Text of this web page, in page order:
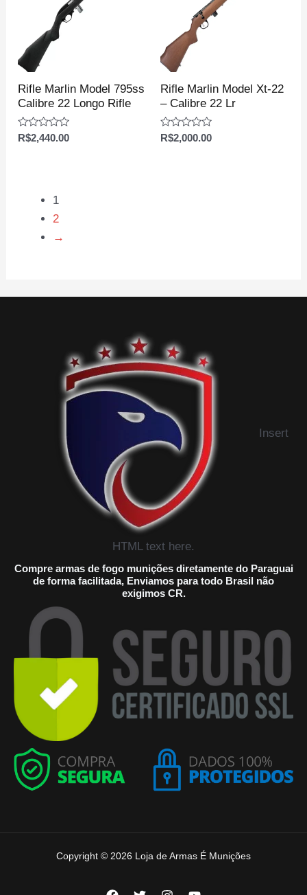
Rifle Marlin Model 795ss
Calibre 22 Longo Rifle
Avaliação
R$2,440.00
Rifle Marlin Model Xt-22
– Calibre 22 Lr
Avaliação
R$2,000.00
1
2
→
Insert
HTML text here.
Compre armas de fogo munições diretamente do Paraguai
de forma facilitada, Enviamos para todo Brasil não
exigimos CR.
Copyright © 2026 Loja de Armas É Munições